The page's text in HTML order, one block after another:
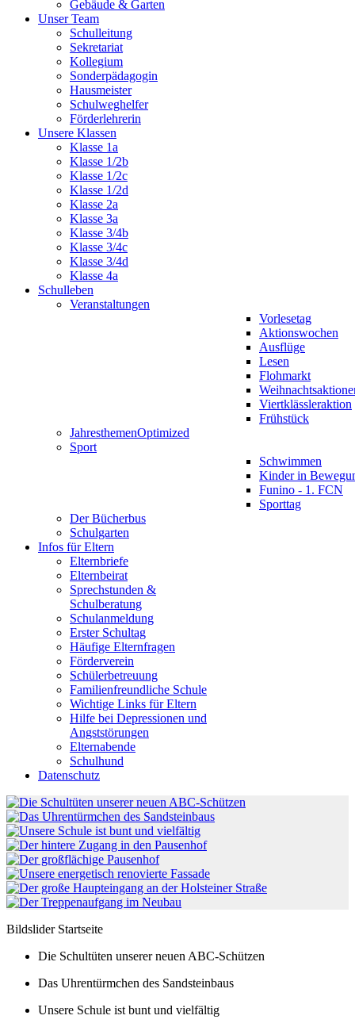
Gebäude & Garten
Unser Team
Schulleitung
Sekretariat
Kollegium
Sonderpädagogin
Hausmeister
Schulweghelfer
Förderlehrerin
Unsere Klassen
Klasse 1a
Klasse 1/2b
Klasse 1/2c
Klasse 1/2d
Klasse 2a
Klasse 3a
Klasse 3/4b
Klasse 3/4c
Klasse 3/4d
Klasse 4a
Schulleben
Veranstaltungen
Vorlesetag
Aktionswochen
Ausflüge
Lesen
Flohmarkt
Viertklässleraktion
Frühstück
JahresthemenOptimized
Sport
Schwimmen
Kinder in
Funino - 1. FCN
Sporttag
Der Bücherbus
Schulgarten
Infos für Eltern
Elternbriefe
Elternbeirat
Sprechstunden &
Schulberatung
Schulanmeldung
Erster Schultag
Häufige Elternfragen
Förderverein
Schülerbetreuung
Familienfreundliche Schule
Wichtige Links für Eltern
Hilfe bei Depressionen und
Angststörungen
Elternabende
Schulhund
Datenschutz
Bildslider Startseite
Die Schultüten unserer neuen ABC-Schützen
Das Uhrentürmchen des Sandsteinbaus
Unsere Schule ist bunt und vielfältig